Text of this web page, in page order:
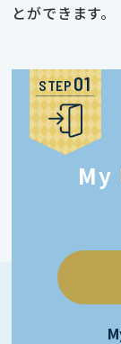
とができます。
STEP
My